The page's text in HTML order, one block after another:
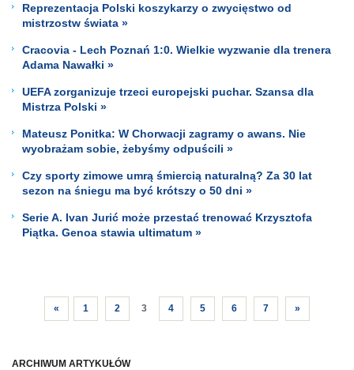
ARCHIWUM ARTYKUŁÓW
Reprezentacja Polski koszykarzy o zwycięstwo od
mistrzostw świata »
Cracovia - Lech Poznań 1:0. Wielkie wyzwanie dla trenera
Adama Nawałki »
UEFA zorganizuje trzeci europejski puchar. Szansa dla
Mistrza Polski »
Mateusz Ponitka: W Chorwacji zagramy o awans. Nie
wyobrażam sobie, żebyśmy odpuścili »
Czy sporty zimowe umrą śmiercią naturalną? Za 30 lat
sezon na śniegu ma być krótszy o 50 dni »
Serie A. Ivan Jurić może przestać trenować Krzysztofa
Piątka. Genoa stawia ultimatum »
« 1 2 3 4 5 6 7 »